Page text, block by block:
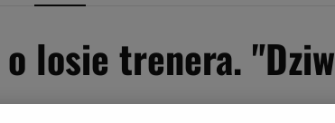
o losie trenera.